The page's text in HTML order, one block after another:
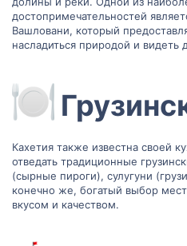
достопримечательностей
Вашловани, который
насладиться природой и видеть
Кахетия также известна своей
отведать традиционные
(сырные пироги), сулугуни
конечно же, богатый выбор
вкусом и качеством.